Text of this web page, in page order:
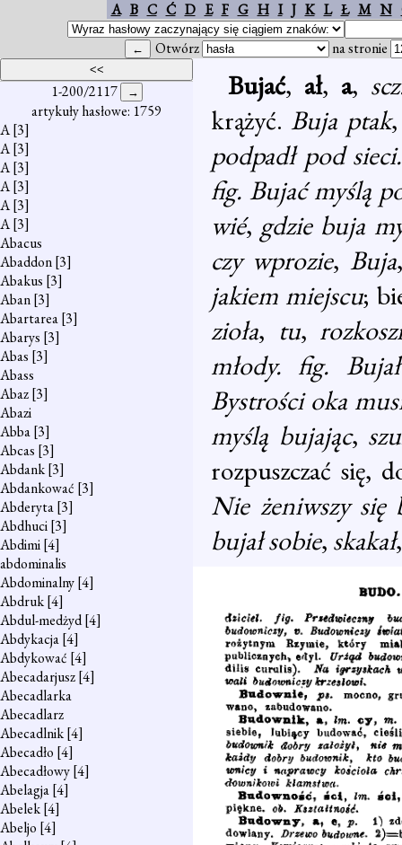
A B C Ć D E F G H I J K L Ł M N
Otwórz na stronie
1-200/2117
artykuły hasłowe: 1759
A[3]
A[3]
A[3]
A[3]
A[3]
A[3]
Abacus
Abaddon[3]
Abakus [3]
Aban[3]
Abartarea[3]
Abarys [3]
Abas [3]
Abass
Abaz[3]
Abazi
Abba[3]
Abcas [3]
Abdank[3]
Abdankować [3]
Abderyta[3]
Abdhuci[3]
Abdimi[4]
abdominalis
Abdominalny[4]
Abdruk[4]
Abdul-medżyd[4]
Abdykacja[4]
Abdykować [4]
Abecadarjusz[4]
Abecadlarka
Abecadlarz
Abecadlnik[4]
Abecadło [4]
Abecadłowy[4]
Abelagja[4]
Abelek[4]
Abeljo [4]
Bujać, ał, a,
krążyć.Buja ptak
podpadł pod
fig. Bujać myślą
wié, gdzie buja
czy wprozie, Buja
jakiem miejscu;
zioła, tu,
młody. fig.
Bystrości oka
myślą bujając,
rozpuszczać się,
Nie żeniwszy się
bujał sobie, skakał